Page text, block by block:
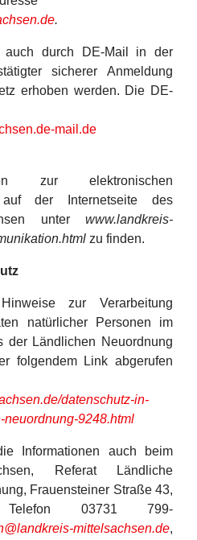
.
auch durch DE-Mail in der
sicherer Anmeldung
erhoben werden. Die DE-
mail.de
zur elektronischen
auf der Internetseite des
unter www.landkreis-
zu finden.
Hinweise zur Verarbeitung
natürlicher Personen im
der Ländlichen Neuordnung
folgendem Link abgerufen
datenschutz-in-
9248.html
Informationen auch beim
Referat Ländliche
Frauensteiner Straße 43,
03731 799-
mittelsachsen.de,